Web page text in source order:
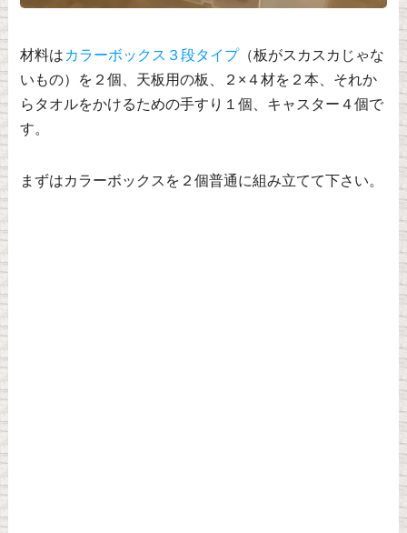
材料は カラーボックス３段タイプ（板がスカスカじゃな
いもの）を２個、天板用の板、２×４材を２本、それか
らタオルをかけるための手すり１個、キャスター４個で
す。
まずはカラーボックスを２個普通に組み立てて下さい。